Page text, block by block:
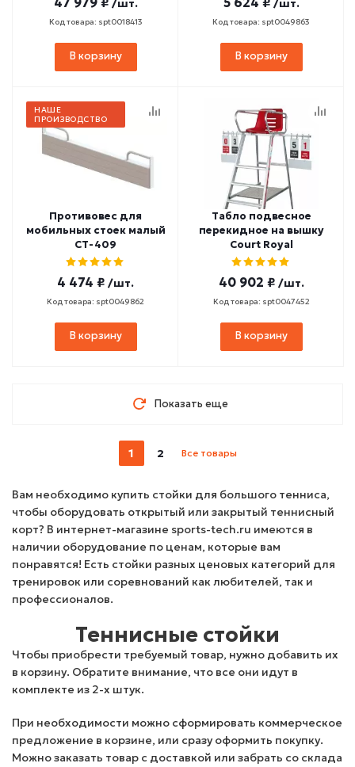
/шт.
Код товара: spt0018413
В корзину
/шт.
Код товара: spt0049863
В корзину
НАШЕ
ПРОИЗВОДСТВО
Противовес для
мобильных стоек малый
СТ-409
4 474 ₽ /шт.
Код товара: spt0049862
В корзину
Табло подвесное
перекидное на вышку
Court Royal
40 902 ₽ /шт.
Код товара: spt0047452
В корзину
Показать еще
1 2 Все товары
Вам необходимо купить стойки для большого тенниса,
чтобы оборудовать открытый или закрытый теннисный
корт? В интернет-магазине sports-tech.ru имеются в
наличии оборудование по ценам, которые вам
понравятся! Есть стойки разных ценовых категорий для
тренировок или соревнований как любителей, так и
профессионалов.
Теннисные стойки
Чтобы приобрести требуемый товар, нужно добавить их
в корзину. Обратите внимание, что все они идут в
комплекте из 2-х штук.
При необходимости можно сформировать коммерческое
предложение в корзине, или сразу оформить покупку.
Можно заказать товар с доставкой или забрать со склада